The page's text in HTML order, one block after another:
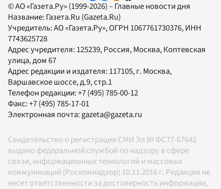
© АО «Газета.Ру» (1999-2026) – Главные новости дня
Название: Газета.Ru (Gazeta.Ru)
Учредитель:АО «Газета.Ру», ОГРН 1067761730376, ИНН
7743625728
Адрес учредителя: 125239, Россия, Москва, Коптевская
улица, дом 67
Адрес редакции и издателя: 117105, г. Москва,
Варшавское шоссе, д.9, стр.1
Телефон редакции:+7 (495) 785-00-12
Факс:+7 (495) 785-17-01
Электронная почта:gazeta@gazeta.ru
Свидетельство о регистрации СМИ Эл № ФС77-67642
выдано федеральной службой по надзору в сфере
связи, информационных технологий и массовых
коммуникаций (Роскомнадзор) 10.11.2016 г. Редакция не
несет ответственности за достоверность информации,